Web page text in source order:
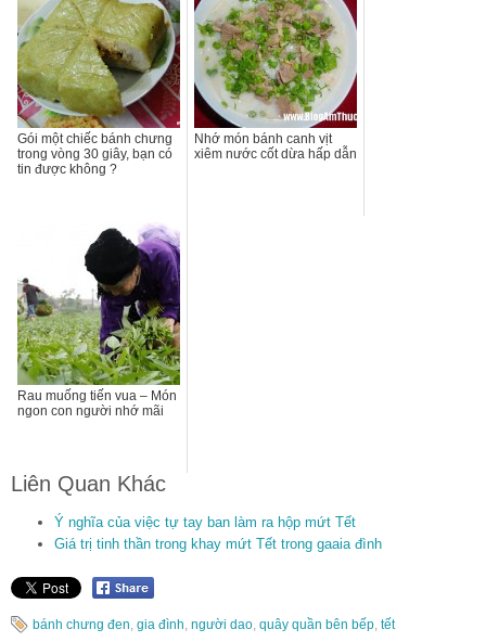
Gói một chiếc bánh chưng
trong vòng 30 giây, bạn có
tin được không ?
Nhớ món bánh canh vịt
xiêm nước cốt dừa hấp dẫn
Rau muống tiến vua – Món
ngon con người nhớ mãi
Liên Quan Khác
Ý nghĩa của việc tự tay ban làm ra hộp mứt Tết
Giá trị tinh thần trong khay mứt Tết trong gaaia đình
bánh chưng đen, gia đình, người dao, quây quần bên bếp, tết